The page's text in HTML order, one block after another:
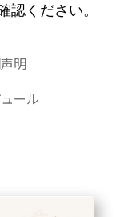
認ください。
明
ール